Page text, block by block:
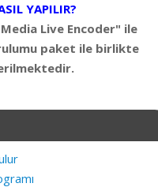
YAPILIR?
Media Live Encoder" ile
paket ile birlikte